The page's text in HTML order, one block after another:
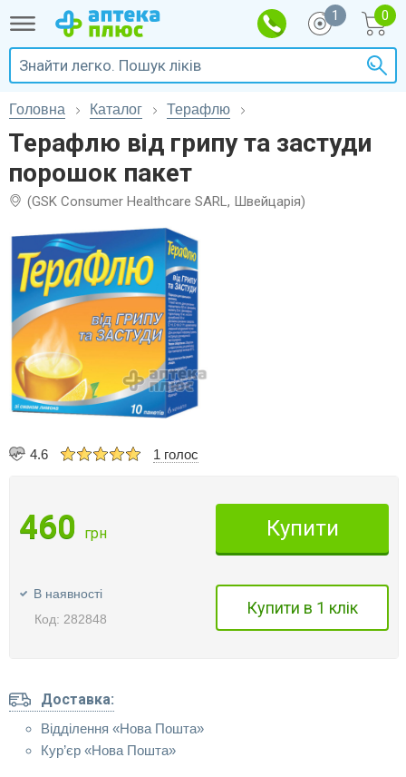
1
Головна Каталог Терафлю
Терафлю від грипу та застуди
порошок пакет
(GSK Consumer Healthcare SARL, Швейцарія)
4.6 1 голос
460 грн
В наявності
Код: 282848
Купити
Купити в 1 клік
Доставка:
Відділення «Нова Пошта»
Кур’єр «Нова Пошта»